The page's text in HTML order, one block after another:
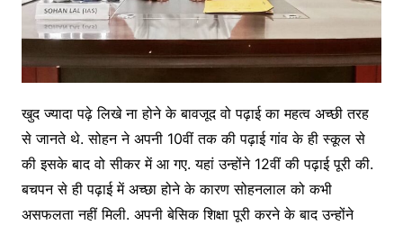
खुद ज्यादा पढ़े लिखे ना होने के बावजूद वो पढ़ाई का महत्व अच्छी तरह
से जानते थे. सोहन ने अपनी 10वीं तक की पढ़ाई गांव के ही स्कूल से
की इसके बाद वो सीकर में आ गए. यहां उन्होंने 12वीं की पढ़ाई पूरी की.
बचपन से ही पढ़ाई में अच्छा होने के कारण सोहनलाल को कभी
असफलता नहीं मिली. अपनी बेसिक शिक्षा पूरी करने के बाद उन्होंने